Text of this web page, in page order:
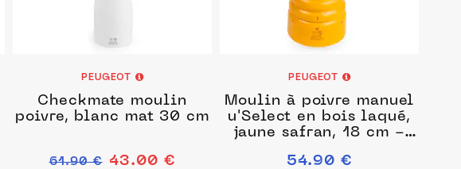
PEUGEOT
Checkmate moulin
poivre, blanc mat 30 cm
61.90 € 43.00 €
PEUGEOT
Moulin à poivre manuel
u'Select en bois laqué,
jaune safran, 18 cm -
54.90 €